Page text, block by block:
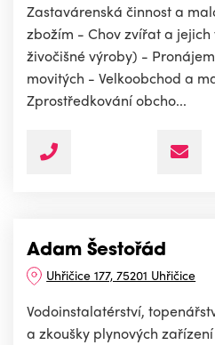
Zastavárenská činnost a
zbožím - Chov zvířat a jejich
živočišné výroby) -
movitých - Velkoobchod a
Zprostředkování obcho...
Adam Šestořád
Uhřičice 177, 75201 Uhřičice
Vodoinstalatérství,
a zkoušky plynových